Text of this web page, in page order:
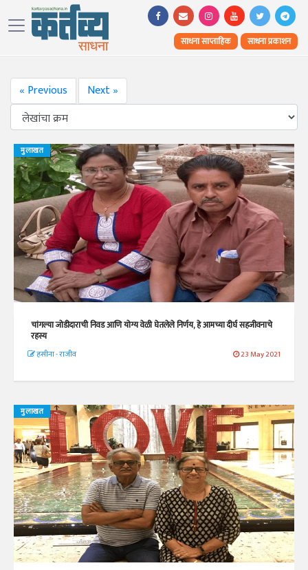
साधना साप्ताहिक साधना प्रकाशन
« Previous Next »
मुलाखत
चांगल्या जोडीदाराची निवड आणि योग्य वेळी घेतलेले निर्णय, हे आमच्या दीर्घ सहजीवनाचे
रहस्य
हसीना - राजीव 23 May 2021
मुलाखत